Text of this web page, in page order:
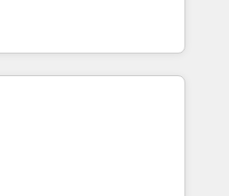
expect from your
UK's
we are experts at
the HubSpot platform and
stack that brings your
technical requirements to
view of your customer to
design and development